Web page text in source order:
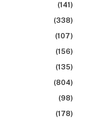
(141)
(338)
(107)
(156)
(135)
(804)
(98)
(178)